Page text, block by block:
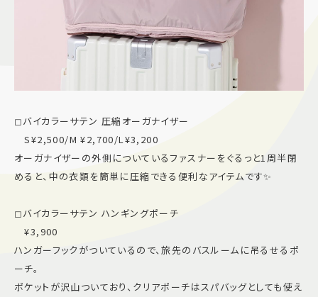
◻︎バイカラーサテン 圧縮オーガナイザー
S¥2,500/M ¥2,700/L¥3,200
オーガナイザーの外側についているファスナーをぐるっと1周半閉
めると、中の衣類を簡単に圧縮できる便利なアイテムです✨
◻︎バイカラーサテン ハンギングポーチ
¥3,900
ハンガーフックがついているので、旅先のバスルームに吊るせるポ
ーチ。
ポケットが沢山ついており、クリアポーチはスパバッグとしても使え